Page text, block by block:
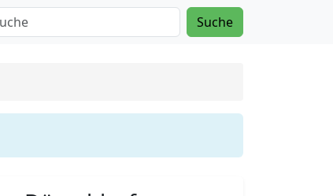
Suche